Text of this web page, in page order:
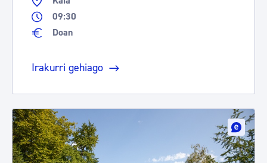
09:30
Doan
Irakurri gehiago